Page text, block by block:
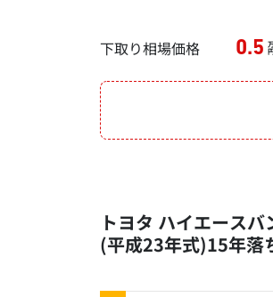
下取り相場価格 0.5
トヨタ ハイエース
(平成23年式)15年落